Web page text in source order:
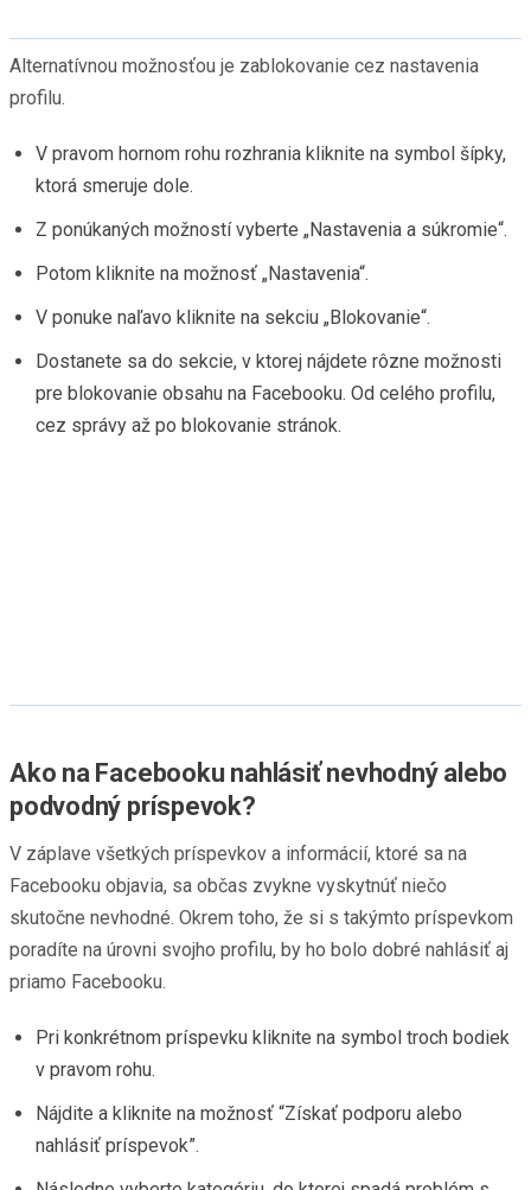
Alternatívnou možnosťou je zablokovanie cez nastavenia
profilu.
V pravom hornom rohu rozhrania kliknite na symbol šípky,
ktorá smeruje dole.
Z ponúkaných možností vyberte „Nastavenia a súkromie“.
Potom kliknite na možnosť „Nastavenia“.
V ponuke naľavo kliknite na sekciu „Blokovanie“.
Dostanete sa do sekcie, v ktorej nájdete rôzne možnosti
pre blokovanie obsahu na Facebooku. Od celého profilu,
cez správy až po blokovanie stránok.
Ako na Facebooku nahlásiť nevhodný alebo
podvodný príspevok?
V záplave všetkých príspevkov a informácií, ktoré sa na
Facebooku objavia, sa občas zvykne vyskytnúť niečo
skutočne nevhodné. Okrem toho, že si s takýmto príspevkom
poradíte na úrovni svojho profilu, by ho bolo dobré nahlásiť aj
priamo Facebooku.
Pri konkrétnom príspevku kliknite na symbol troch bodiek
v pravom rohu.
Nájdite a kliknite na možnosť “Získať podporu alebo
nahlásiť príspevok”.